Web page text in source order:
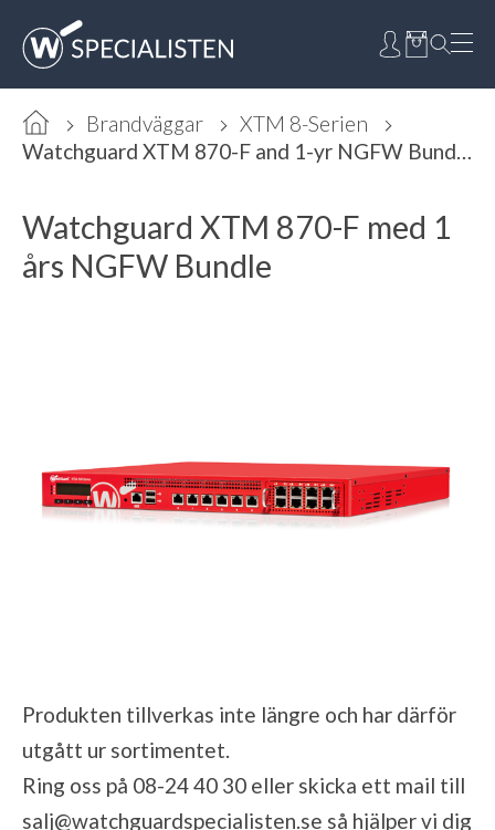
Brandväggar
XTM 8-Serien
Watchguard XTM 870-F and 1-yr NGFW Bundle
Watchguard XTM 870-F med 1
års NGFW Bundle
Produkten tillverkas inte längre och har därför
utgått ur sortimentet.
Ring oss på 08-24 40 30 eller skicka ett mail till
salj@watchguardspecialisten.se så hjälper vi dig